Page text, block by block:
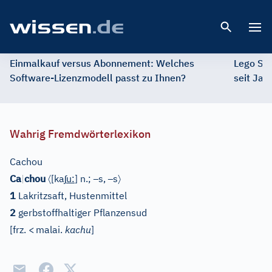
Einmalkauf versus Abonnement: Welches
Software-Lizenzmodell passt zu Ihnen?
Lego
seit
Wahrig Fremdwörterlexikon
Cachou
Ca|chou 〈[kaʃu:] n.;–s,–s〉
1 Lakritzsaft, Hustenmittel
2 gerbstoffhaltiger Pflanzensud
[frz. < malai. kachu]